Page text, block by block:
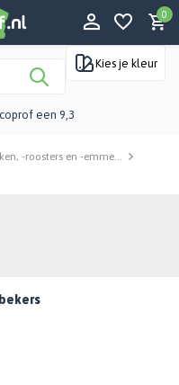
0
Kies je kleur
een 9,3
-roosters en -emme...